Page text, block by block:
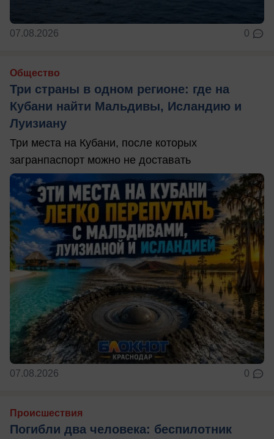
07.08.2026 0
Общество
Три страны в одном регионе: где на
Кубани найти Мальдивы, Исландию и
Луизиану
Три места на Кубани, после которых
загранпаспорт можно не доставать
07.08.2026 0
Происшествия
Погибли два человека: беспилотник